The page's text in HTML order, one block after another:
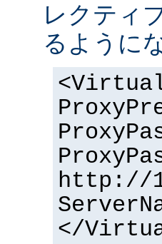
レクティ
るように
http://
</